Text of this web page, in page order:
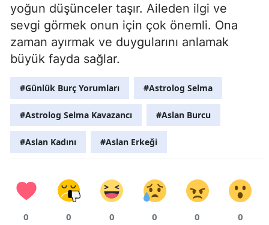
yoğun düşünceler taşır. Aileden ilgi ve
sevgi görmek onun için çok önemli. Ona
zaman ayırmak ve duygularını anlamak
büyük fayda sağlar.
#Günlük Burç Yorumları #Astrolog Selma
#Astrolog Selma Kavazancı #Aslan Burcu
#Aslan Kadını #Aslan Erkeği
0 0 0 0 0 0